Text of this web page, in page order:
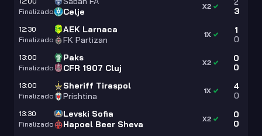
Finalizado
Celje
3
X2
12:30
Finalizado
AEK Larnaca
FK Partizan
1
0
1X
13:00
Finalizado
Paks
CFR 1907 Cluj
0
0
X2
13:00
Finalizado
Sheriff Tiraspol
Prishtina
4
0
1X
13:30
Finalizado
Levski Sofia
Hapoel Beer Sheva
0
0
X2